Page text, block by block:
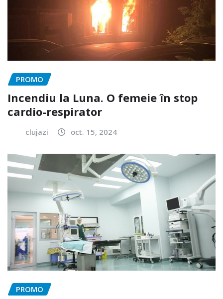
PROMO
Incendiu la Luna. O femeie în stop
cardio-respirator
clujazi oct. 15, 2024
PROMO